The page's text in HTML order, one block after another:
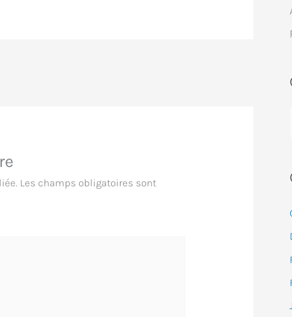
Les champs obligatoires sont
r